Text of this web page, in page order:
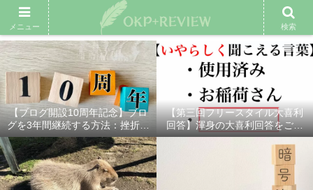
雑記ブログ プロフィール 余興動画 ベスト大喜利 スポ
【ブログ開設10周年記念】ブロ
グを3年間継続する方法：挫折し
ないための7つの秘訣
【第三回フリースタイル大喜利
回答】渾身の大喜利回答をご紹
介！
メニュー 検索